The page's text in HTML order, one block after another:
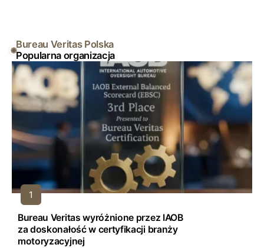
Popularna organizacja
Bureau Veritas Polska
Bureau Veritas wyróżnione przez IAOB
za doskonałość w certyfikacji branży
motoryzacyjnej